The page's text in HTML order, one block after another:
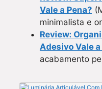
Vale a Pena?
minimalista e
Review:
Adesivo Vale a
acabamento